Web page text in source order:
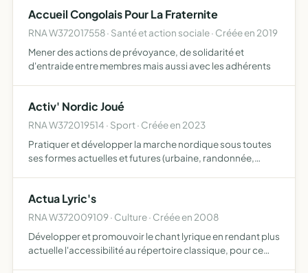
Accueil Congolais Pour La Fraternite
RNA W372017558 · Santé et action sociale · Créée en 2019
Mener des actions de prévoyance, de solidarité et
d'entraide entre membres mais aussi avec les adhérents
Activ' Nordic Joué
RNA W372019514 · Sport · Créée en 2023
Pratiquer et développer la marche nordique sous toutes
ses formes actuelles et futures (urbaine, randonnée,
Actua Lyric's
RNA W372009109 · Culture · Créée en 2008
Développer et promouvoir le chant lyrique en rendant plus
actuelle l'accessibilité au répertoire classique, pour ce